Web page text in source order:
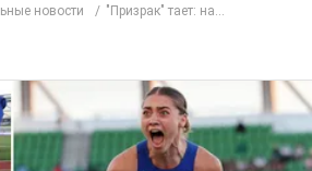
новости "Призрак" тает: на...